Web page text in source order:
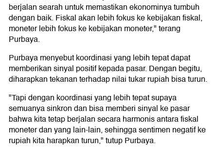
berjalan searah untuk memastikan ekonominya tumbuh
dengan baik. Fiskal akan lebih fokus ke kebijakan fiskal,
moneter lebih fokus ke kebijakan moneter," terang
Purbaya.
Purbaya menyebut koordinasi yang lebih tepat dapat
memberikan sinyal positif kepada pasar. Dengan begitu,
diharapkan tekanan terhadap nilai tukar rupiah bisa turun.
"Tapi dengan koordinasi yang lebih tepat supaya
semuanya sinkron dan bisa memberi sinyal ke pasar
bahwa kita tetap berjalan secara harmonis antara fiskal
moneter dan yang lain-lain, sehingga sentimen negatif ke
rupiah kita harapkan turun," tutup Purbaya.